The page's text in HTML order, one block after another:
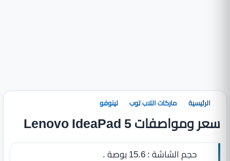
الرئيسية ماركات اللاب توب لينوفو
سعر ومواصفات Lenovo IdeaPad 5
حجم الشاشة :15.6 بوصة .